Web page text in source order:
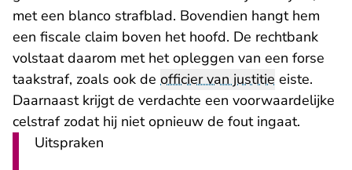
met een blanco strafblad. Bovendien hangt hem
een fiscale claim boven het hoofd. De rechtbank
volstaat daarom met het opleggen van een forse
taakstraf, zoals ook de officier van justitie eiste.
Daarnaast krijgt de verdachte een voorwaardelijke
celstraf zodat hij niet opnieuw de fout ingaat.
Uitspraken